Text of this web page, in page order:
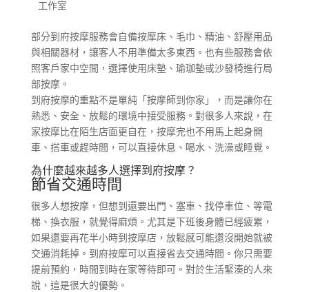
工作室
部分到府按摩服務會自備按摩床、毛巾、精油、舒壓用品
與相關器材，讓客人不用準備太多東西。也有些服務會依
照客戶家中空間，選擇使用床墊、瑜珈墊或沙發椅進行局
部按摩。
到府按摩的重點不是單純「按摩師到你家」，而是讓你在
熟悉、安全、放鬆的環境中接受服務。對很多人來說，在
家按摩比在陌生店面更自在，按摩完也不用馬上起身開
車、搭車或趕時間，可以直接休息、喝水、洗澡或睡覺。
為什麼越來越多人選擇到府按摩？
節省交通時間
很多人想按摩，但想到還要出門、塞車、找停車位、等電
梯、換衣服，就覺得麻煩。尤其是下班後身體已經疲累，
如果還要再花半小時到按摩店，放鬆感可能還沒開始就被
交通消耗掉。到府按摩可以直接省去交通時間。你只需要
提前預約，時間到時在家等待即可。對於生活緊湊的人來
說，這是很大的優勢。